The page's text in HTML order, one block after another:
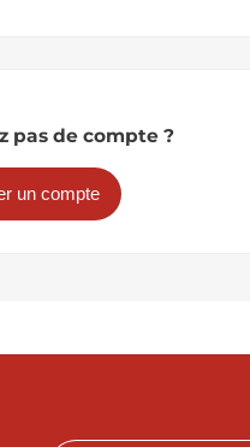
pas de compte ?
un compte